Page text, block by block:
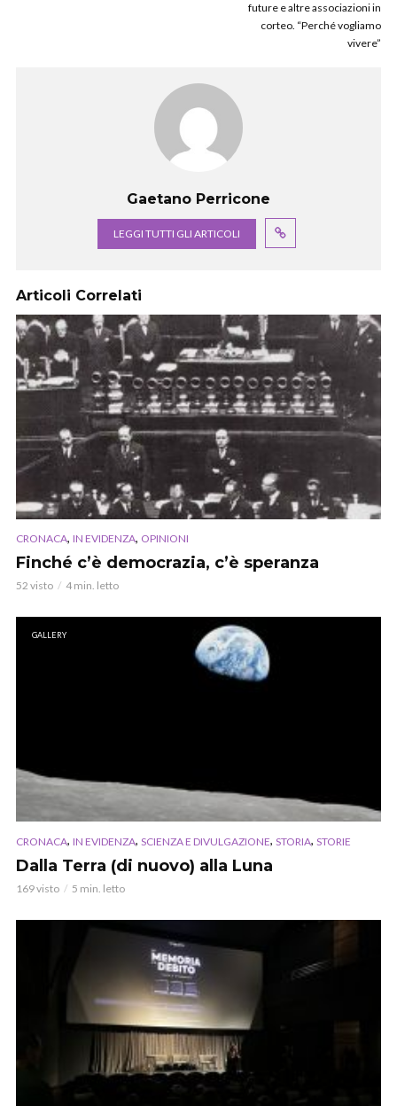
future e altre associazioni in
corteo. “Perché vogliamo
vivere”
Gaetano Perricone
LEGGI TUTTI GLI ARTICOLI
Articoli Correlati
CRONACA, IN EVIDENZA, OPINIONI
Finché c’è democrazia, c’è speranza
52 visto 4 min. letto
GALLERY
CRONACA, IN EVIDENZA, SCIENZA E DIVULGAZIONE, STORIA, STORIE
Dalla Terra (di nuovo) alla Luna
169 visto 5 min. letto